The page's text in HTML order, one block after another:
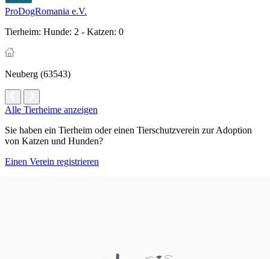
ProDogRomania e.V.
Tierheim: Hunde: 2 - Katzen: 0
Neuberg (63543)
Alle Tierheime anzeigen
Sie haben ein Tierheim oder einen Tierschutzverein zur Adoption
von Katzen und Hunden?
Einen Verein registrieren